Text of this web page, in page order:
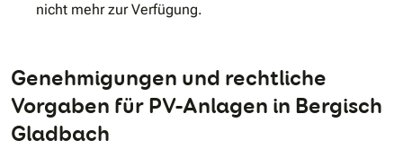
nicht mehr zur Verfügung.
Genehmigungen und rechtliche
Vorgaben für PV-Anlagen in Bergisch
Gladbach